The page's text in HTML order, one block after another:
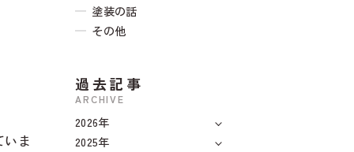
ま
塗装の話
その他
過去記事
ARCHIVE
2026年
2025年